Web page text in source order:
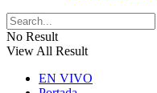
No Result
View All Result
EN VIVO